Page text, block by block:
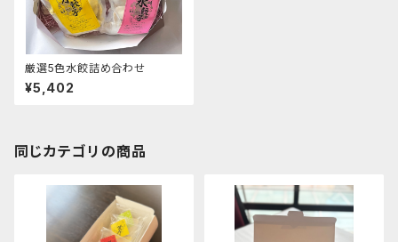
厳選5色水餃詰め合わせ
¥5,402
同じカテゴリの商品